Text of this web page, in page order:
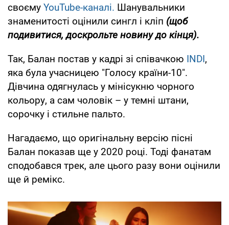
своєму YouTube-каналі. Шанувальники
знаменитості оцінили сингл і кліп (щоб
подивитися, доскрольте новину до кінця).
Так, Балан постав у кадрі зі співачкою INDI,
яка була учасницею "Голосу країни-10".
Дівчина одягнулась у мінісукню чорного
кольору, а сам чоловік – у темні штани,
сорочку і стильне пальто.
Нагадаємо, що оригінальну версію пісні
Балан показав ще у 2020 році. Тоді фанатам
сподобався трек, але цього разу вони оцінили
ще й ремікс.